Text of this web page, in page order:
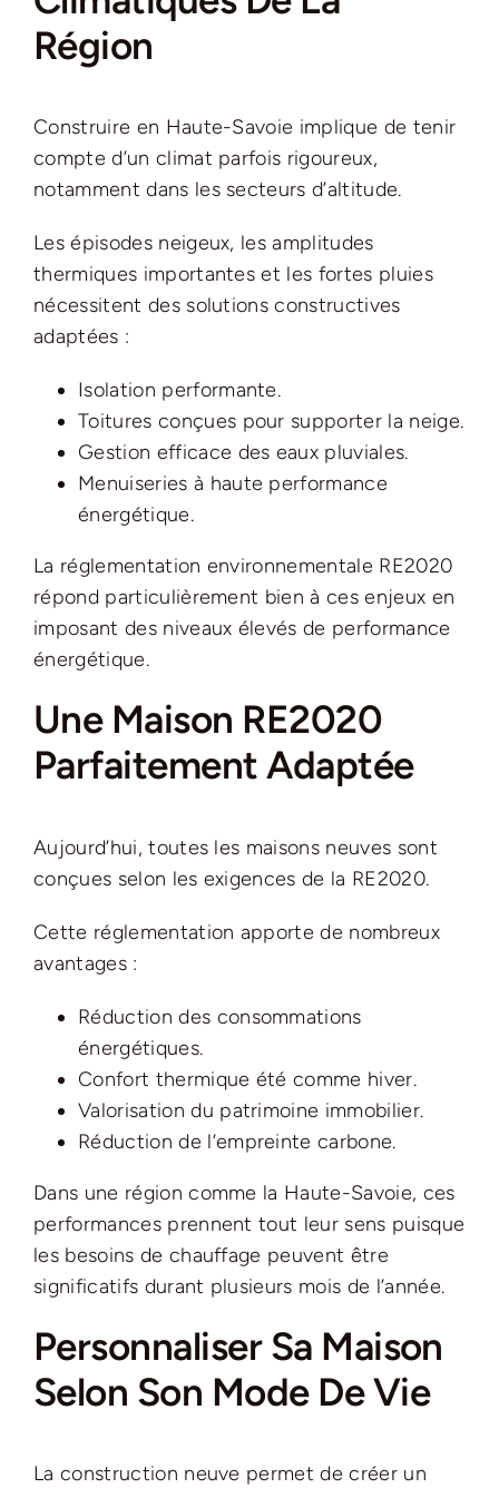
Région
Construire en Haute-Savoie implique de tenir
compte d’un climat parfois rigoureux,
notamment dans les secteurs d’altitude.
Les épisodes neigeux, les amplitudes
thermiques importantes et les fortes pluies
nécessitent des solutions constructives
adaptées :
Isolation performante.
Toitures conçues pour supporter la neige.
Gestion efficace des eaux pluviales.
Menuiseries à haute performance
énergétique.
La réglementation environnementale RE2020
répond particulièrement bien à ces enjeux en
imposant des niveaux élevés de performance
énergétique.
Une Maison RE2020
Parfaitement Adaptée
Aujourd’hui, toutes les maisons neuves sont
conçues selon les exigences de la RE2020.
Cette réglementation apporte de nombreux
avantages :
Réduction des consommations
énergétiques.
Confort thermique été comme hiver.
Valorisation du patrimoine immobilier.
Réduction de l’empreinte carbone.
Dans une région comme la Haute-Savoie, ces
performances prennent tout leur sens puisque
les besoins de chauffage peuvent être
significatifs durant plusieurs mois de l’année.
Personnaliser Sa Maison
Selon Son Mode De Vie
La construction neuve permet de créer un